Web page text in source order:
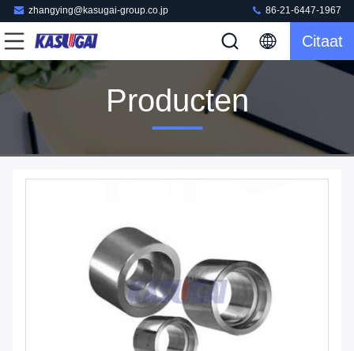
zhangying@kasugai-group.co.jp 86-21-6447-1967
Citaat
Producten